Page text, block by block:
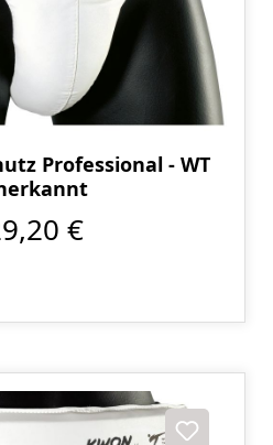
Professional - WT
€